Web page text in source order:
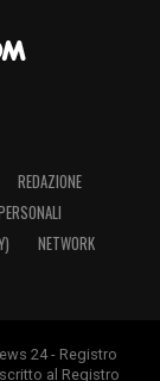
NEWS
REDAZIONE
NETWORK
24 - Registro
al Registro